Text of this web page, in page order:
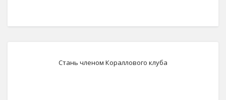
Стань членом Кораллового клуба